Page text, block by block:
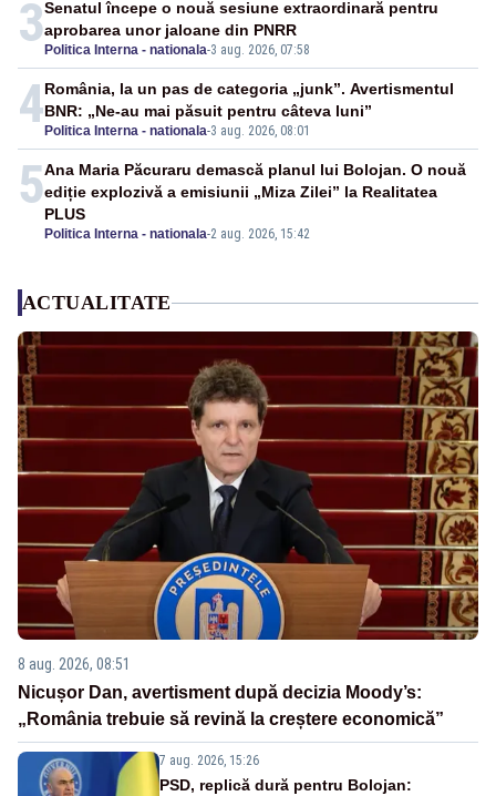
3 Politica Interna - nationala-3 aug. 2026, 07:58
Senatul începe o nouă sesiune extraordinară pentru
aprobarea unor jaloane din PNRR
4 Politica Interna - nationala-3 aug. 2026, 08:01
România, la un pas de categoria „junk”. Avertismentul
BNR: „Ne-au mai păsuit pentru câteva luni”
5
Politica Interna - nationala-2 aug. 2026, 15:42
Ana Maria Păcuraru demască planul lui Bolojan. O nouă
ediție explozivă a emisiunii „Miza Zilei” la Realitatea
PLUS
ACTUALITATE
8 aug. 2026, 08:51
Nicușor Dan, avertisment după decizia Moody’s:
„România trebuie să revină la creștere economică”
7 aug. 2026, 15:26
PSD, replică dură pentru Bolojan: